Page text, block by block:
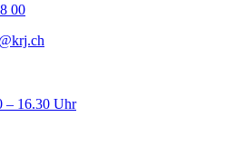
00
– 16.30 Uhr